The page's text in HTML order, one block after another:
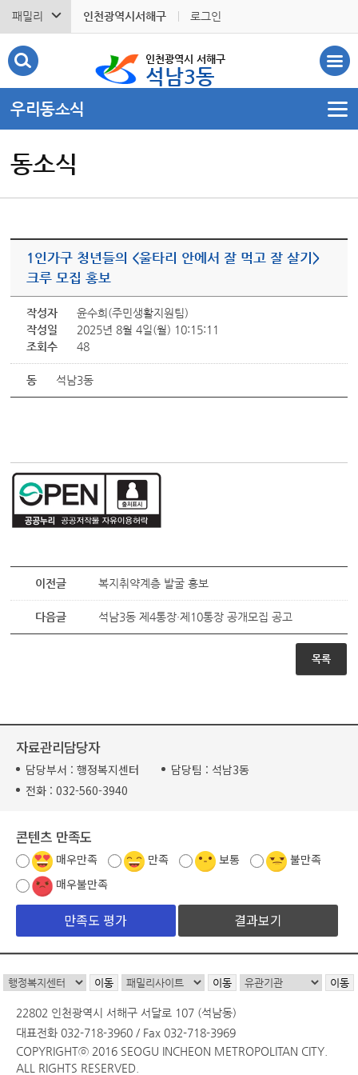
패밀리 인천광역시서해구 로그인
인천광역시 서해구
석남3동
우리동소식
동소식
1인가구 청년들의 <울타리 안에서 잘 먹고 잘 살기>
크루 모집 홍보
작성자
윤수희(주민생활지원팀)
작성일
2025년 8월 4일(월) 10:15:11
조회수
48
동 석남3동
이전글 복지취약계층 발굴 홍보
다음글 석남3동 제4통장·제10통장 공개모집 공고
목록
자료관리담당자
담당부서 : 행정복지센터 담당팀 : 석남3동
전화 : 032-560-3940
콘텐츠 만족도
매우만족 만족 보통
불만족
매우불만족
결과보기
22802 인천광역시 서해구 서달로 107 (석남동)
대표전화 032-718-3960 / Fax 032-718-3969
COPYRIGHTⓒ 2016 SEOGU INCHEON METROPOLITAN CITY.
ALL RIGHTS RESERVED.